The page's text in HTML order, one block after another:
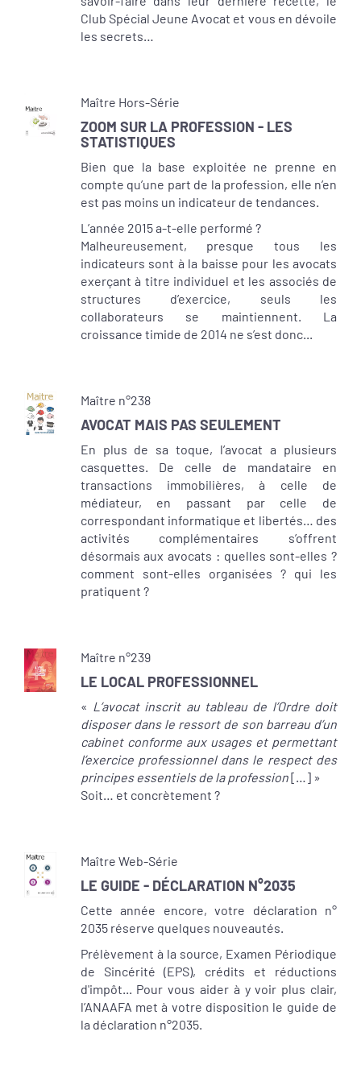
Club Spécial Jeune Avocat et vous en dévoile
les secrets…
Maître Hors-Série
ZOOM SUR LA PROFESSION - LES
STATISTIQUES
Bien que la base exploitée ne prenne en
compte qu’une part de la profession, elle n’en
est pas moins un indicateur de tendances.
L’année 2015 a-t-elle performé ?
Malheureusement, presque tous les
indicateurs sont à la baisse pour les avocats
exerçant à titre individuel et les associés de
structures d’exercice, seuls les
collaborateurs se maintiennent. La
croissance timide de 2014 ne s’est donc...
Maître n°238
AVOCAT MAIS PAS SEULEMENT
En plus de sa toque, l’avocat a plusieurs
casquettes. De celle de mandataire en
transactions immobilières, à celle de
médiateur, en passant par celle de
correspondant informatique et libertés… des
activités complémentaires s’offrent
désormais aux avocats : quelles sont-elles ?
comment sont-elles organisées ? qui les
pratiquent ?
Maître n°239
LE LOCAL PROFESSIONNEL
« L’avocat inscrit au tableau de l’Ordre doit
disposer dans le ressort de son barreau d’un
cabinet conforme aux usages et permettant
l’exercice professionnel dans le respect des
principes essentiels de la profession[…] »
Soit… et concrètement ?
Maître Web-Série
LE GUIDE - DÉCLARATION N°2035
Cette année encore, votre déclaration n°
2035 réserve quelques nouveautés.
Prélèvement à la source, Examen Périodique
de Sincérité (EPS), crédits et réductions
d'impôt... Pour vous aider à y voir plus clair,
l’ANAAFA met à votre disposition le guide de
la déclaration n°2035.